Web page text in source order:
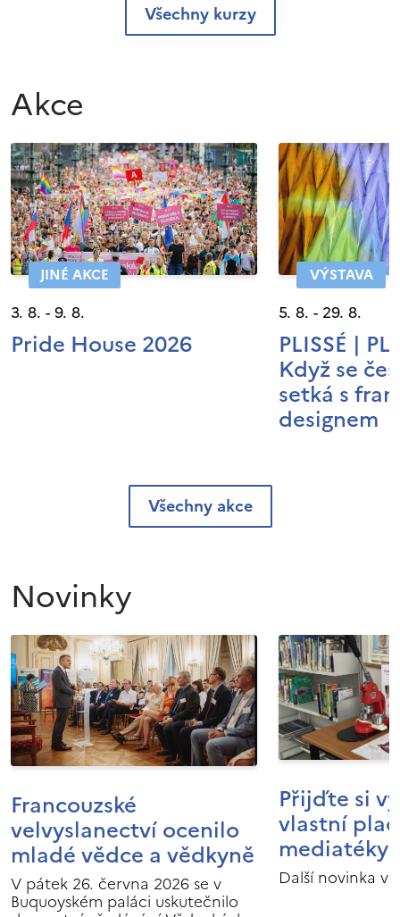
Všechny kurzy
Akce
JINÉ AKCE
3. 8. - 9. 8.
Pride House 2026
VÝSTAVA
5. 8. - 29. 8.
PLISSÉ |
Když se
setká s
designem
Všechny akce
Novinky
Francouzské
velvyslanectví ocenilo
mladé vědce a vědkyně
V pátek 26. června 2026 se v
Buquoyském paláci uskutečnilo
Přijďte si
vlastní
mediatéky
Další novinka v